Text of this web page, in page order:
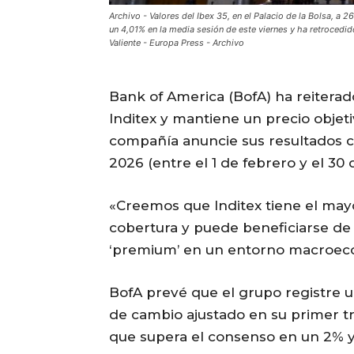
Archivo - Valores del Ibex 35, en el Palacio de la Bolsa, a
un 4,01% en la media sesión de este viernes y ha
Valiente - Europa Press - Archivo
Bank of America (BofA) ha
Inditex y mantiene un precio
compañía anuncie sus
2026 (entre el 1 de febrero y el 30
«Creemos que Inditex tiene el
cobertura y puede beneficiarse
‘premium’ en un entorno
BofA prevé que el grupo registre
de cambio ajustado en su primer
que supera el consenso en un 2%